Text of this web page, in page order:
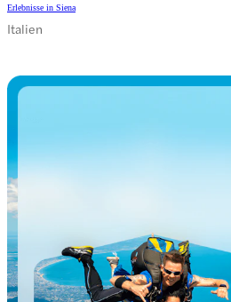
Erlebnisse in Siena
Italien